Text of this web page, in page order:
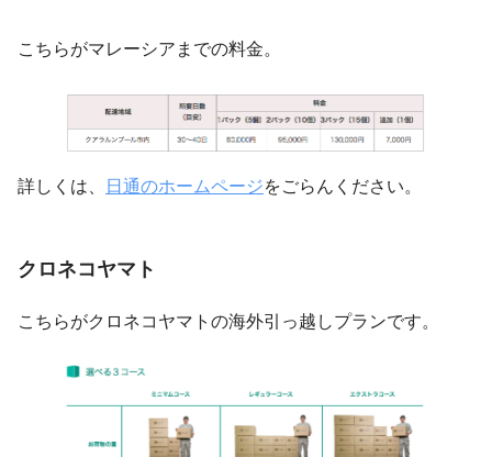
こちらがマレーシアまでの料金。
詳しくは、 日通のホームページをごらんください。
クロネコヤマト
こちらがクロネコヤマトの海外引っ越しプランです。